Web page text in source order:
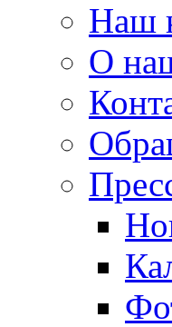
Наш
О